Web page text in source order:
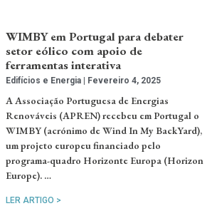
WIMBY em Portugal para debater
setor eólico com apoio de
ferramentas interativa
Edifícios e Energia Fevereiro 4, 2025
A Associação Portuguesa de Energias
Renováveis (APREN) recebeu em Portugal o
WIMBY (acrónimo de Wind In My BackYard),
um projeto europeu financiado pelo
programa-quadro Horizonte Europa (Horizon
Europe). …
LER ARTIGO >